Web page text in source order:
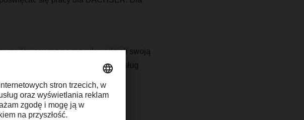
raz po raz udowadniali swoją
zintegrowanym dostawcą usług
tradycję: dodają wartość i